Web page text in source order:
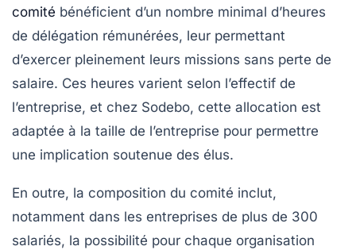
comité bénéficient d’un nombre minimal d’heures
de délégation rémunérées, leur permettant
d’exercer pleinement leurs missions sans perte de
salaire. Ces heures varient selon l’effectif de
l’entreprise, et chez Sodebo, cette allocation est
adaptée à la taille de l’entreprise pour permettre
une implication soutenue des élus.
En outre, la composition du comité inclut,
notamment dans les entreprises de plus de 300
salariés, la possibilité pour chaque organisation